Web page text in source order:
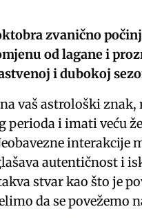
zvanično
od lagane i
i dubokoj
vaš astrološki znak,
perioda i imati veću
interakcije
autentičnost i
stvar kao što je
da se povežemo